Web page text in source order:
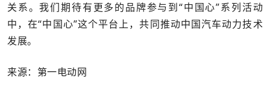
关系。我们期待有更多的品牌参与到“中国心”系列活动
中，在“中国心”这个平台上，共同推动中国汽车动力技术
发展。
来源：第一电动网